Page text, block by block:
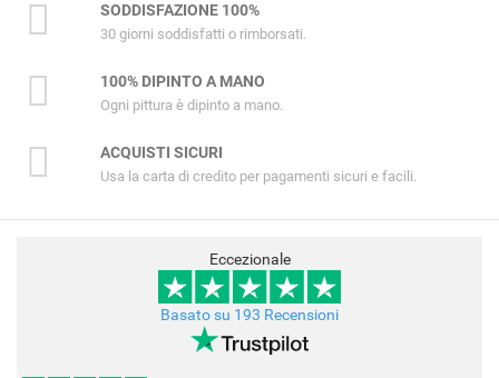
SODDISFAZIONE 100%
30 giorni soddisfatti o rimborsati.
100% DIPINTO A MANO
Ogni pittura è dipinto a mano.
ACQUISTI SICURI
Usa la carta di credito per pagamenti sicuri e facili.
Eccezionale
Basato su 193 Recensioni